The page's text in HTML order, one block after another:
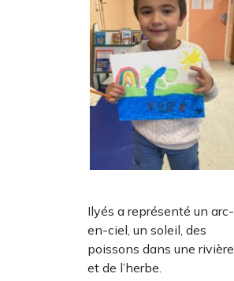
Ilyés a représenté un arc-
en-ciel, un soleil, des
poissons dans une rivière
et de l’herbe.